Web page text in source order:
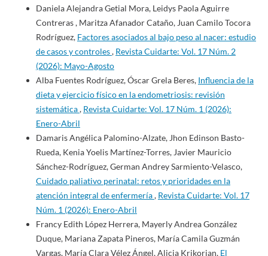
Daniela Alejandra Getial Mora, Leidys Paola Aguirre
Contreras , Maritza Afanador Cataño, Juan Camilo Tocora
Rodríguez, Factores asociados al bajo peso al nacer: estudio
de casos y controles, Revista Cuidarte: Vol. 17 Núm. 2
(2026): Mayo-Agosto
Alba Fuentes Rodríguez, Óscar Grela Beres, Influencia de la
dieta y ejercicio físico en la endometriosis: revisión
sistemática, Revista Cuidarte: Vol. 17 Núm. 1 (2026):
Enero-Abril
Damaris Angélica Palomino-Alzate, Jhon Edinson Basto-
Rueda, Kenia Yoelis Martínez-Torres, Javier Mauricio
Sánchez-Rodríguez, German Andrey Sarmiento-Velasco,
Cuidado paliativo perinatal: retos y prioridades en la
atención integral de enfermería, Revista Cuidarte: Vol. 17
Núm. 1 (2026): Enero-Abril
Francy Edith López Herrera, Mayerly Andrea González
Duque, Mariana Zapata Pineros, María Camila Guzmán
Vargas, María Clara Vélez Ángel, Alicia Krikorian, El